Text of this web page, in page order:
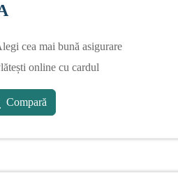
cea mai bună asigurare
online cu cardul
Compară